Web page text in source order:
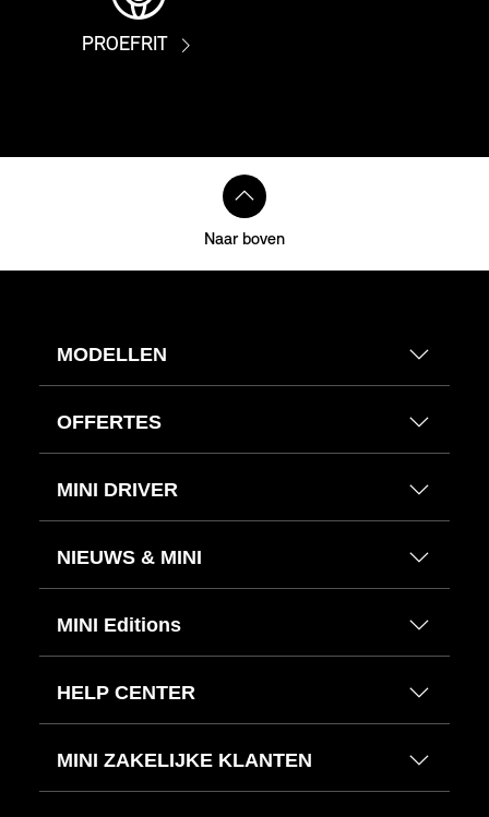
PROEFRIT
Naar boven
MODELLEN
OFFERTES
MINI DRIVER
NIEUWS & MINI
MINI Editions
HELP CENTER
MINI ZAKELIJKE KLANTEN